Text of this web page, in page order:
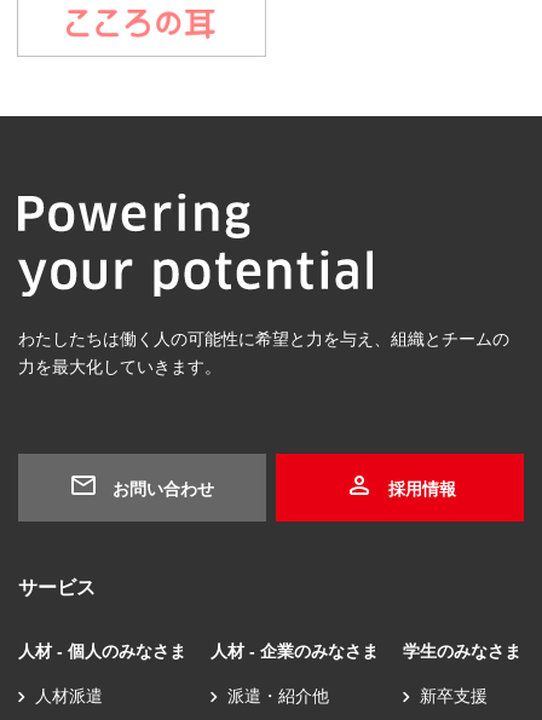
わたしたちは働く人の可能性に希望と力を与え、組織とチームの
力を最大化していきます。
お問い合わせ 採用情報
サービス
人材 - 個人のみなさま
人材派遣
人材 - 企業のみなさま
派遣・紹介他
学生のみなさま
新卒支援